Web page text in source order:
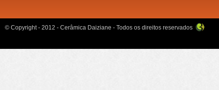
© Copyright - 2012 - Cerâmica Daiziane - Todos os direitos reservados